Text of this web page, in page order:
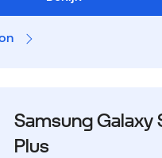
Samsung Galaxy
Plus